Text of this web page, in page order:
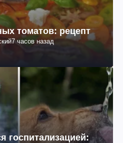
томатов: рецепт
7 часов назад
госпитализацией: